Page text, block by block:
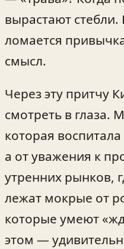
вырастают
ломается
смысл.
Через эту притчу
смотреть в глаза.
которая
а от уважения к
утренних рынков,
лежат мокрые от
которые умеют
этом —